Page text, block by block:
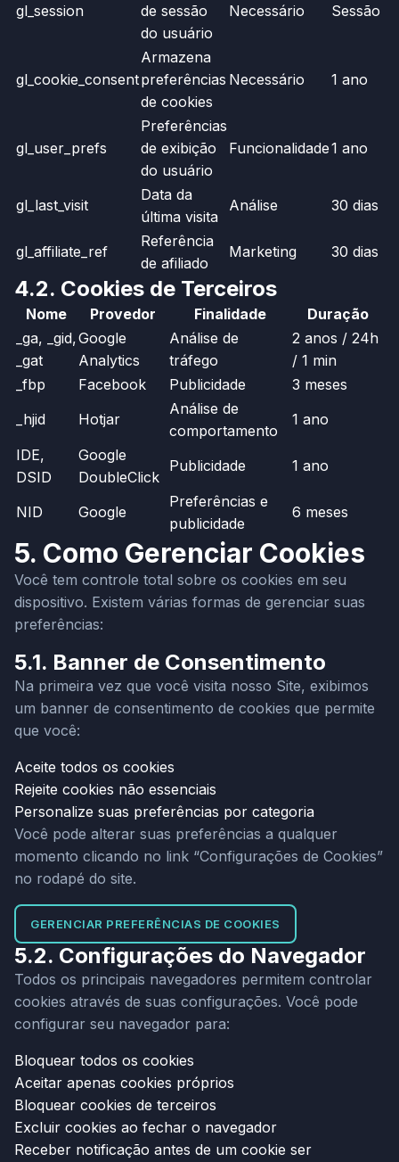
gl_session
de sessão
do usuário
Necessário Sessão
gl_cookie_consent
Armazena
preferências
de cookies
Necessário 1 ano
gl_user_prefs
Preferências
de exibição
do usuário
Funcionalidade1 ano
gl_last_visit
Data da
última visita
Análise 30 dias
gl_affiliate_ref
Referência
de afiliado
Marketing 30 dias
4.2. Cookies de Terceiros
Nome Provedor Finalidade
Duração
_ga, _gid,
_gat
Google
Analytics
Análise de
tráfego
2 anos / 24h
/ 1 min
_fbp
Facebook Publicidade
3 meses
_hjid
Hotjar
Análise de
comportamento
1 ano
IDE,
DSID
Google
DoubleClick
Publicidade 1 ano
NID Google
Preferências e
publicidade
6 meses
5. Como Gerenciar Cookies
Você tem controle total sobre os cookies em seu
dispositivo. Existem várias formas de gerenciar suas
preferências:
5.1. Banner de Consentimento
Na primeira vez que você visita nosso Site, exibimos
um banner de consentimento de cookies que permite
que você:
Aceite todos os cookies
Rejeite cookies não essenciais
Personalize suas preferências por categoria
Você pode alterar suas preferências a qualquer
momento clicando no link “Configurações de Cookies”
no rodapé do site.
GERENCIAR PREFERÊNCIAS DE COOKIES
5.2. Configurações do Navegador
Todos os principais navegadores permitem controlar
cookies através de suas configurações. Você pode
configurar seu navegador para:
Bloquear todos os cookies
Aceitar apenas cookies próprios
Bloquear cookies de terceiros
Excluir cookies ao fechar o navegador
Receber notificação antes de um cookie ser